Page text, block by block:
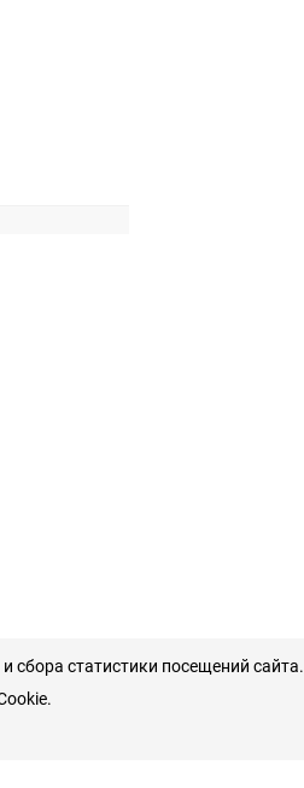
сбора статистики посещений сайта.